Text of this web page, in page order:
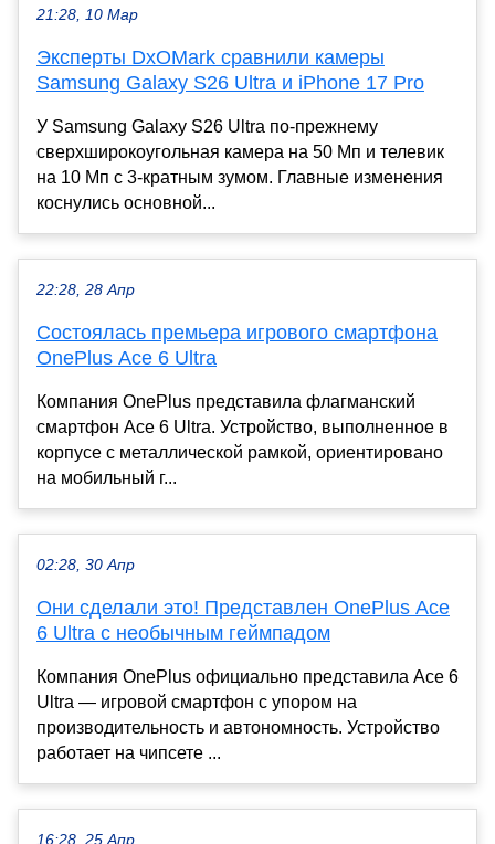
21:28, 10 Мар
Эксперты DxOMark сравнили камеры
Samsung Galaxy S26 Ultra и iPhone 17 Pro
У Samsung Galaxy S26 Ultra по-прежнему
сверхширокоугольная камера на 50 Мп и телевик
на 10 Мп с 3-кратным зумом. Главные изменения
коснулись основной...
22:28, 28 Апр
Состоялась премьера игрового смартфона
OnePlus Ace 6 Ultra
Компания OnePlus представила флагманский
смартфон Ace 6 Ultra. Устройство, выполненное в
корпусе с металлической рамкой, ориентировано
на мобильный г...
02:28, 30 Апр
Они сделали это! Представлен OnePlus Ace
6 Ultra с необычным геймпадом
Компания OnePlus официально представила Ace 6
Ultra — игровой смартфон с упором на
производительность и автономность. Устройство
работает на чипсете ...
16:28, 25 Апр